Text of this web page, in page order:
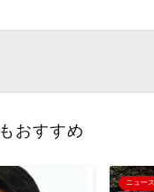
n
おすすめ
ニュース